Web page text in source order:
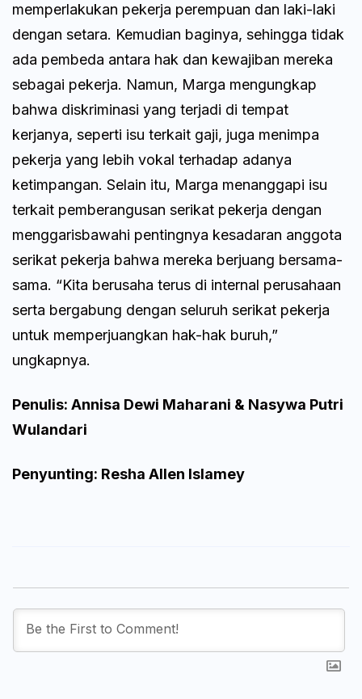
memperlakukan pekerja perempuan dan laki-laki
dengan setara. Kemudian baginya, sehingga tidak
ada pembeda antara hak dan kewajiban mereka
sebagai pekerja. Namun, Marga mengungkap
bahwa diskriminasi yang terjadi di tempat
kerjanya, seperti isu terkait gaji, juga menimpa
pekerja yang lebih vokal terhadap adanya
ketimpangan. Selain itu, Marga menanggapi isu
terkait pemberangusan serikat pekerja dengan
menggarisbawahi pentingnya kesadaran anggota
serikat pekerja bahwa mereka berjuang bersama-
sama. “Kita berusaha terus di internal perusahaan
serta bergabung dengan seluruh serikat pekerja
untuk memperjuangkan hak-hak buruh,”
ungkapnya.
Penulis: Annisa Dewi Maharani & Nasywa Putri
Wulandari
Penyunting: Resha Allen Islamey